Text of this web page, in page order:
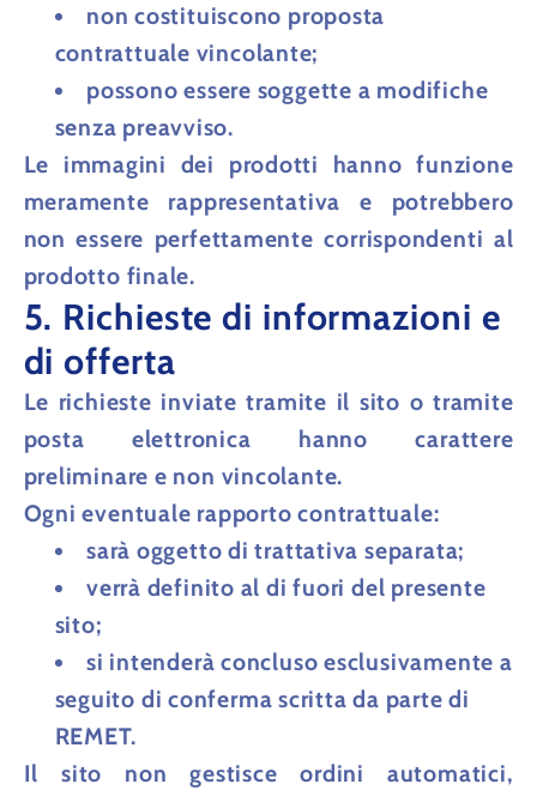
non costituiscono proposta
contrattuale vincolante;
possono essere soggette a modifiche
senza preavviso.
Le immagini dei prodotti hanno funzione
meramente rappresentativa e potrebbero
non essere perfettamente corrispondenti al
prodotto finale.
5. Richieste di informazioni e
di offerta
Le richieste inviate tramite il sito o tramite
posta elettronica hannocarattere
preliminare e non vincolante.
Ogni eventuale rapporto contrattuale:
sarà oggetto di trattativa separata;
verrà definito al di fuori del presente
sito;
si intenderà concluso esclusivamente a
seguito di conferma scritta da parte di
REMET.
Il sito non gestisce ordini automatici,